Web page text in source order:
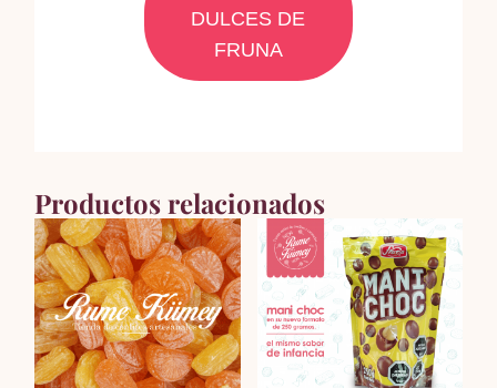
DULCES DE
FRUNA
Productos relacionados